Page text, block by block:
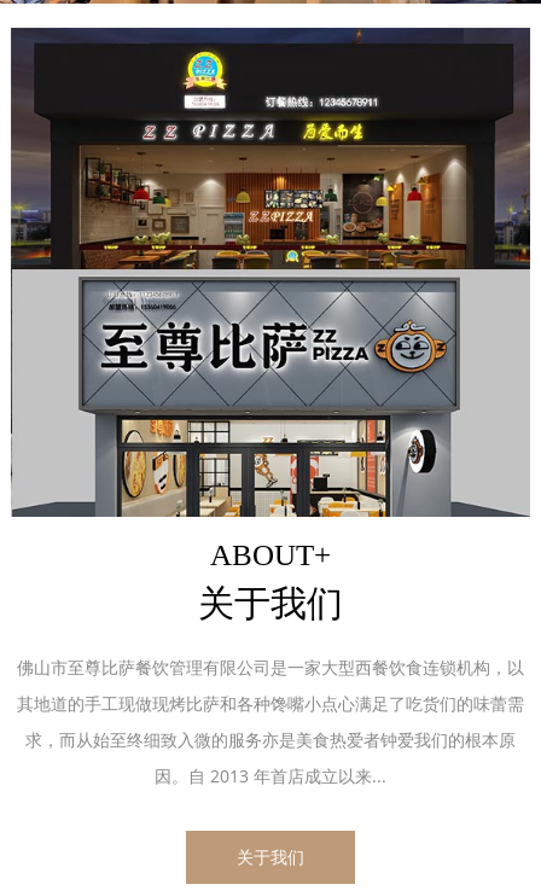
ABOUT+
关于我们
佛山市至尊比萨餐饮管理有限公司是一家大型西餐饮食连锁机构，以
其地道的手工现做现烤比萨和各种馋嘴小点心满足了吃货们的味蕾需
求，而从始至终细致入微的服务亦是美食热爱者钟爱我们的根本原
因。自 2013 年首店成立以来...
关于我们